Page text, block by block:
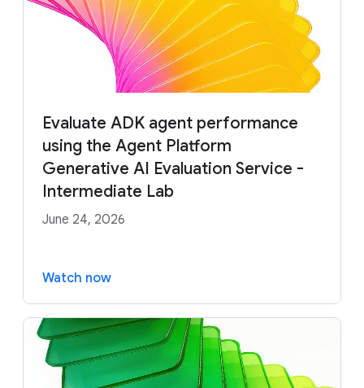
Evaluate ADK agent performance
using the Agent Platform
Generative AI Evaluation Service -
Intermediate Lab
June 24, 2026
Watch now